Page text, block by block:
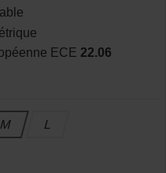
ECE 22.06
M L